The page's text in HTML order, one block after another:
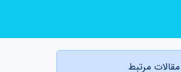
مقالات مرتبط